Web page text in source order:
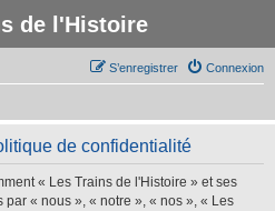
de l'Histoire
Connexion
S’enregistrer
de confidentialité
« Les Trains de l'Histoire » et ses
« nous », « notre », « nos », « Les